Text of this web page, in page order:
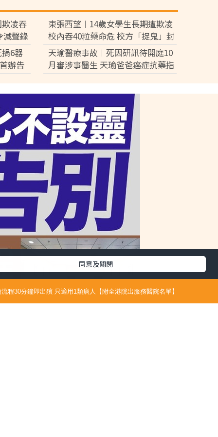
凌吞
滅聲錄
東張西望︱14歲女學生長期遭欺凌
校內吞40粒藥命危 校方「捉鬼」封
口 家屬震怒踢爆冷血內幕
6器
辦告
天瑜醫療事故︱死因研訊待開庭10
月審涉事醫生 天瑜爸爸癌症抗藥指
數升 抑鬱焦慮復發曾暈倒
程30分鐘即出殯 只適用1類病人【附全港院出服務醫院名單】
同意及關閉